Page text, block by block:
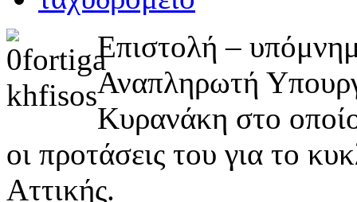
Επιστολή –
Αναπληρωτή
Κυρανάκη στο
οι προτάσεις του για το
Αττικής.